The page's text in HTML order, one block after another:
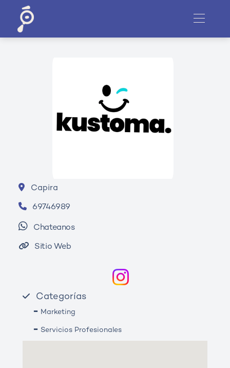
Capira
69746989
Chateanos
Sitio Web
Categorías
- Marketing
- Servicios Profesionales